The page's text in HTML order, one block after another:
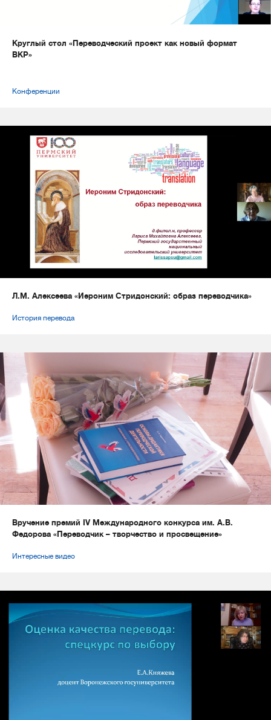
Круглый стол «Переводческий проект как новый формат
ВКР»
Конференции
Л.М. Алексеева «Иероним Стридонский: образ переводчика»
История перевода
Вручение премий IV Международного конкурса им. А.В.
Федорова «Переводчик – творчество и просвещение»
Интересные видео